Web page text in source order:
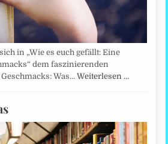
in „Wie es euch gefällt: Eine
dem faszinierenden
Was…Weiterlesen …